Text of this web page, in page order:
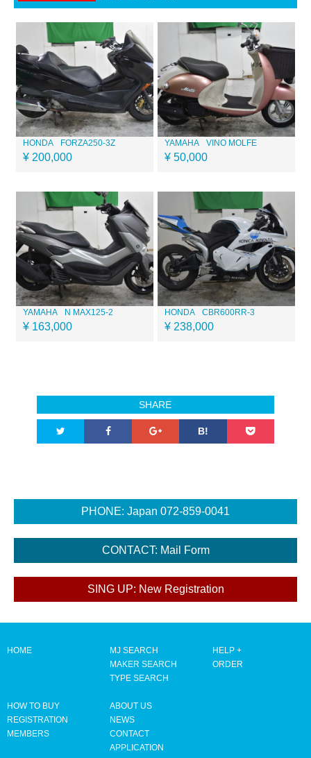
HONDA FORZA250-3Z
¥ 200,000
YAMAHA VINO MOLFE
¥ 50,000
YAMAHA N MAX125-2
¥ 163,000
HONDA CBR600RR-3
¥ 238,000
SHARE
B!
HOME
MJ SEARCH
MAKER SEARCH
TYPE SEARCH
HELP +
ORDER
HOW TO BUY
REGISTRATION
MEMBERS
ABOUT US
NEWS
CONTACT
APPLICATION